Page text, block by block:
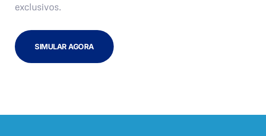
exclusivos.
SIMULAR AGORA